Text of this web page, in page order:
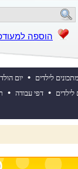
הוספה
מתכונים לילדים • יום
• דפי עבודה •